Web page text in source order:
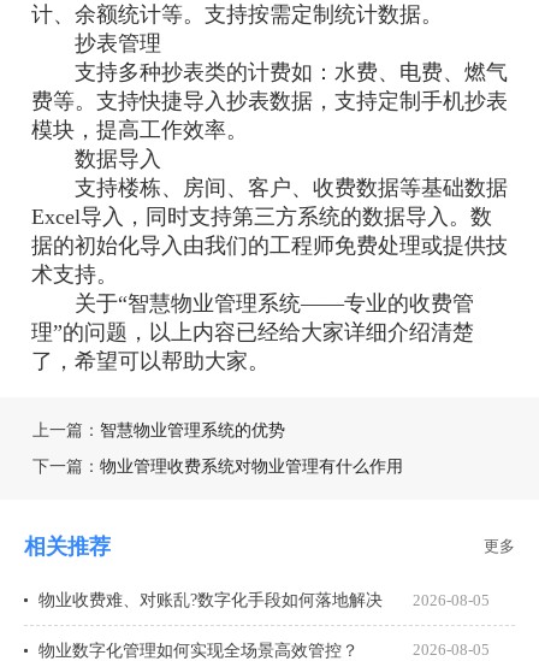
计、余额统计等。支持按需定制统计数据。
抄表管理
支持多种抄表类的计费如：水费、电费、燃气
费等。支持快捷导入抄表数据，支持定制手机抄表
模块，提高工作效率。
数据导入
支持楼栋、房间、客户、收费数据等基础数据
Excel导入，同时支持第三方系统的数据导入。数
据的初始化导入由我们的工程师免费处理或提供技
术支持。
关于“智慧物业管理系统——专业的收费管
理”的问题，以上内容已经给大家详细介绍清楚
了，希望可以帮助大家。
上一篇： 智慧物业管理系统的优势
下一篇： 物业管理收费系统对物业管理有什么作用
相关推荐 更多
物业收费难、对账乱?数字化手段如何落地解决 2026-08-05
物业数字化管理如何实现全场景高效管控？ 2026-08-05